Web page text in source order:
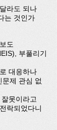
라도 되나
는 것인가
도
부풀리기
대응하나
문제 관심 없
못이라고
락되었다니